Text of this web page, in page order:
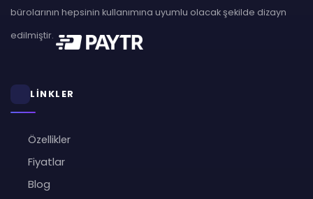
bürolarının hepsinin kullanımına uyumlu olacak şekilde dizayn
edilmiştir.
LİNKLER
Özellikler
Fiyatlar
Blog